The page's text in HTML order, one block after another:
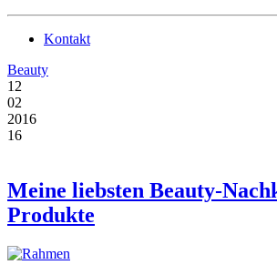
Kontakt
Beauty
12
02
2016
16
Meine liebsten Beauty-
Produkte